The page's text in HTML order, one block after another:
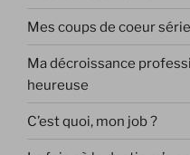
Mes coups de coeur
Ma décroissance
heureuse
C’est quoi, mon job ?